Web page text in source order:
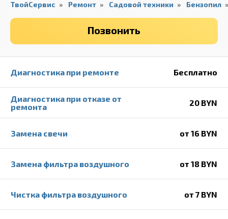
ТвойСервис Ремонт Садовой техники Бензопил
Позвонить
Диагностика при ремонте Бесплатно
Диагностика при отказе от
ремонта
20 BYN
Замена свечи от 16 BYN
Замена фильтра воздушного от 18 BYN
Чистка фильтра воздушного от 7 BYN